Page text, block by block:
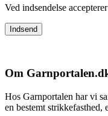
Ved indsendelse
Om
Hos Garnportalen har vi
en bestemt